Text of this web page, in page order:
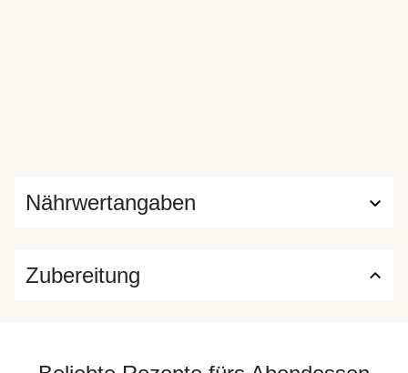
Nährwertangaben
Zubereitung